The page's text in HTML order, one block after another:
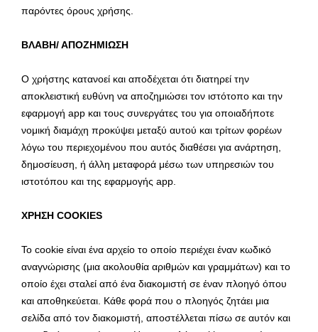
παρόντες όρους χρήσης.
ΒΛΑΒΗ/ ΑΠΟΖΗΜΙΩΣΗ
Ο χρήστης κατανοεί και αποδέχεται ότι διατηρεί την
αποκλειστική ευθύνη να αποζημιώσει τον ιστότοπο και την
εφαρμογή app και τους συνεργάτες του για οποιαδήποτε
νομική διαμάχη προκύψει μεταξύ αυτού και τρίτων φορέων
λόγω του περιεχομένου που αυτός διαθέσει για ανάρτηση,
δημοσίευση, ή άλλη μεταφορά μέσω των υπηρεσιών του
ιστοτόπου και της εφαρμογής app.
ΧΡΗΣΗ COOKIES
Το cookie είναι ένα αρχείο το οποίο περιέχει έναν κωδικό
αναγνώρισης (μια ακολουθία αριθμών και γραμμάτων) και το
οποίο έχει σταλεί από ένα διακομιστή σε έναν πλοηγό όπου
και αποθηκεύεται. Κάθε φορά που ο πλοηγός ζητάει μια
σελίδα από τον διακομιστή, αποστέλλεται πίσω σε αυτόν και